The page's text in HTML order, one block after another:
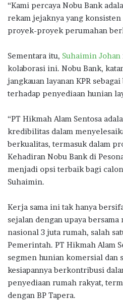
“Kami percaya Nobu Bank
rekam jejaknya yang
proyek-proyek perumahan
Sementara itu, Suhaimin Johan
kolaborasi ini. Nobu Bank,
jangkauan layanan KPR
terhadap penyediaan hunian
“PT Hikmah Alam Sentosa
kredibilitas dalam
berkualitas, termasuk dalam
Kehadiran Nobu Bank di
menjadi opsi terbaik bagi
Suhaimin.
Kerja sama ini tak hanya
sejalan dengan upaya
nasional 3 juta rumah, salah
Pemerintah. PT Hikmah Alam
segmen hunian komersial
kesiapannya berkontribusi
penyediaan rumah rakyat,
dengan BP Tapera.